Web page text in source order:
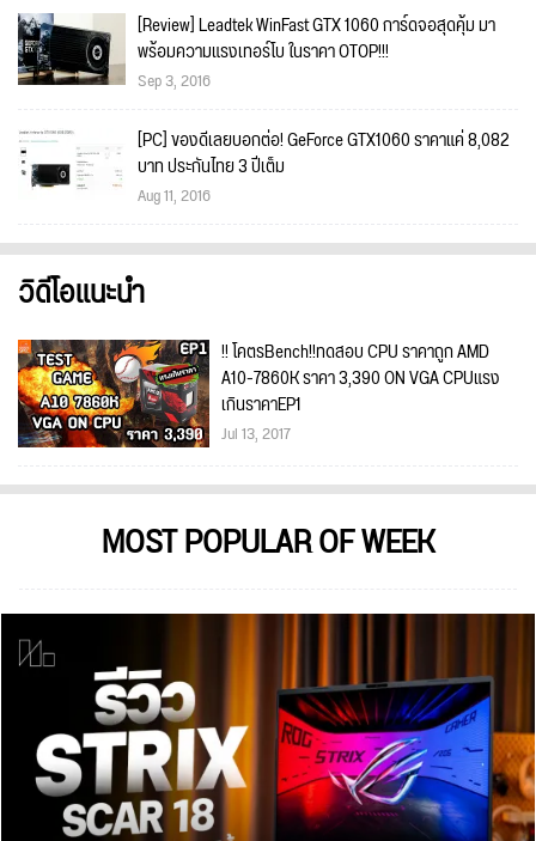
[Review] Leadtek WinFast GTX 1060 การ์ดจอสุดคุ้ม มา
พร้อมความแรงเทอร์โบ ในราคา OTOP!!!
Sep 3, 2016
[PC] ของดีเลยบอกต่อ! GeForce GTX1060 ราคาแค่ 8,082
บาท ประกันไทย 3 ปีเต็ม
Aug 11, 2016
วิดีโอแนะนำ
!! โคตรBench!!ทดสอบ CPU ราคาถูก AMD
A10-7860K ราคา 3,390 ON VGA CPUแรง
เกินราคาEP1
Jul 13, 2017
MOST POPULAR OF WEEK